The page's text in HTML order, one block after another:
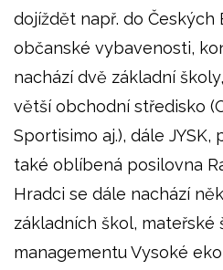
dojíždět např. do Českých
občanské vybavenosti,
nachází dvě základní
větší obchodní středisko
Sportisimo aj.), dále
také oblíbená posilovna
Hradci se dále nachází
základních škol, mateřské
managementu Vysoké